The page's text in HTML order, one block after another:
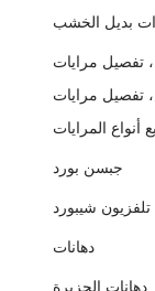
بديل الخشب
تفصيل مرايات
تفصيل مرايات
المرايات
جبسن بورد
شيبورد
دهانات
دهانات الجزيرة